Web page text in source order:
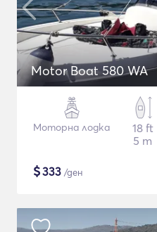
Motor Boat 580 WA
Моторна лодка
18 ft
5 m
$333 /ден